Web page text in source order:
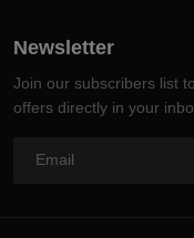
Newsletter
Join our subscribers list
offers directly in your